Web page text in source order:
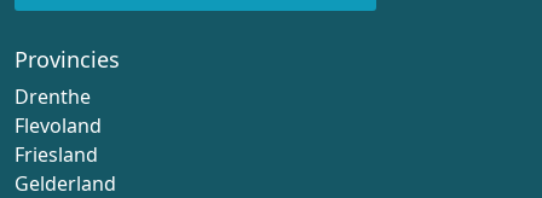
Provincies
Drenthe
Flevoland
Friesland
Gelderland